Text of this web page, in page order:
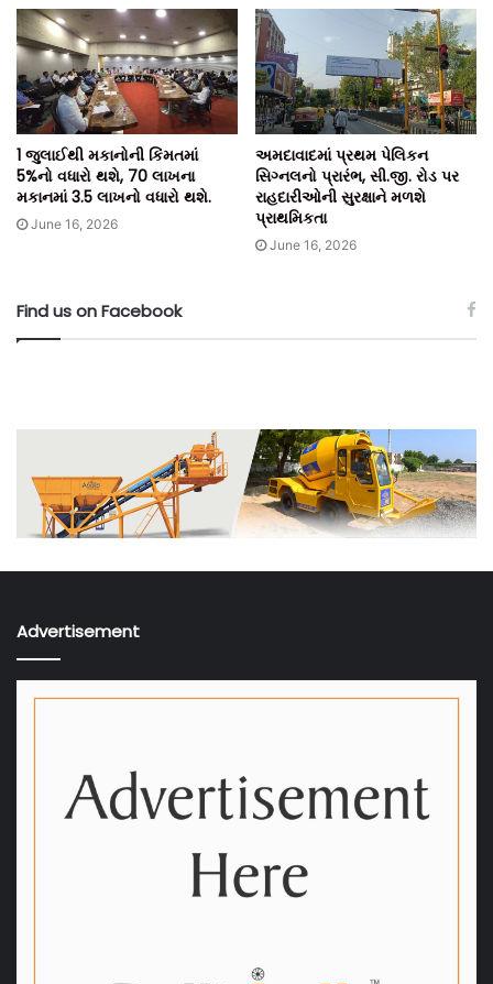
1 જુલાઈથી મકાનોની કિંમતમાં
5%નો વધારો થશે, 70 લાખના
મકાનમાં 3.5 લાખનો વધારો થશે.
June 16, 2026
અમદાવાદમાં પ્રથમ પેલિકન
સિગ્નલનો પ્રારંભ, સી.જી. રોડ પર
રાહદારીઓની સુરક્ષાને મળશે
પ્રાથમિકતા
June 16, 2026
Find us on Facebook
Advertisement